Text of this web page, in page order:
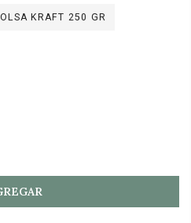
KRAFT 250 GR